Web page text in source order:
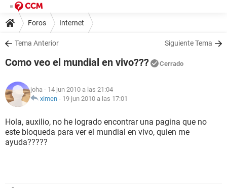
Foros Internet
Tema Anterior Siguiente Tema
Como veo el mundial en vivo??? Cerrado
joha - 14 jun 2010 a las 21:04
ximen - 19 jun 2010 a las 17:01
Hola, auxilio, no he logrado encontrar una pagina que no
este bloqueda para ver el mundial en vivo, quien me
ayuda?????